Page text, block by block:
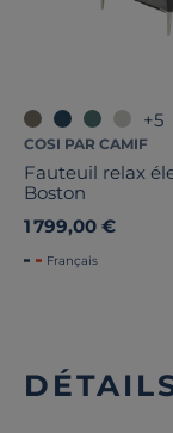
+5
COSI PAR CAMIF
Fauteuil relax
Boston
1 799,00 €
Français